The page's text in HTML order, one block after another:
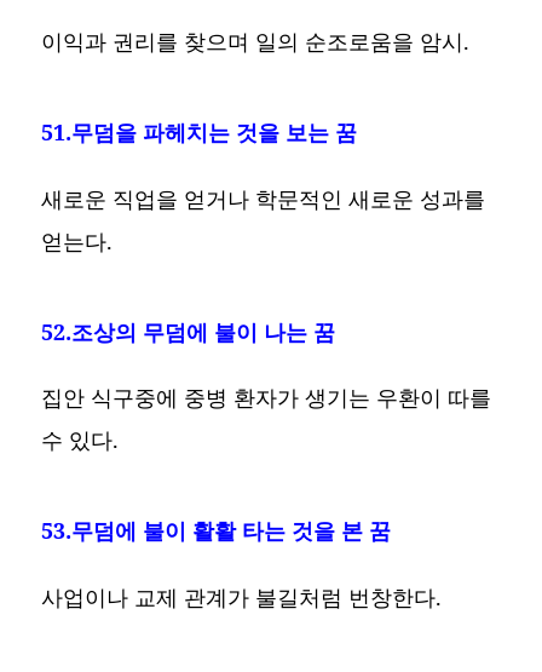
이익과 권리를 찾으며 일의 순조로움을 암시.
51.무덤을 파헤치는 것을 보는 꿈
새로운 직업을 얻거나 학문적인 새로운 성과를
얻는다.
52.조상의 무덤에 불이 나는 꿈
집안 식구중에 중병 환자가 생기는 우환이 따를
수 있다.
53.무덤에 불이 활활 타는 것을 본 꿈
사업이나 교제 관계가 불길처럼 번창한다.